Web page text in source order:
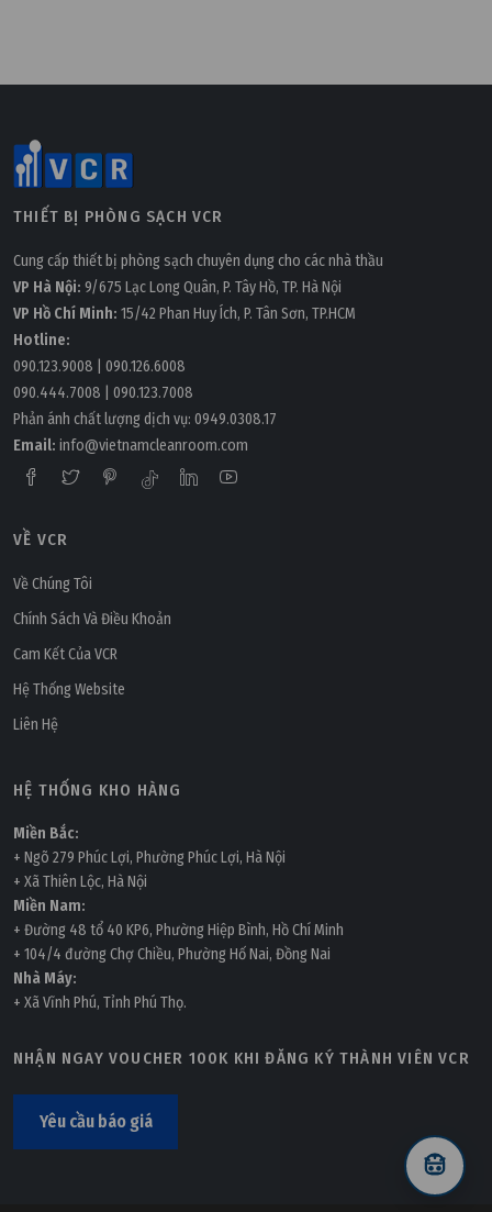
Thứ năm, 17/11/2022 | 11:49
Tấm lọc G4: Đặc điểm và ứng dụng
THIẾT BỊ PHÒNG SẠCH VCR
Cung cấp thiết bị phòng sạch chuyên dụng cho các nhà thầu
VP Hà Nội: 9/675 Lạc Long Quân, P. Tây Hồ, TP. Hà Nội
VP Hồ Chí Minh: 15/42 Phan Huy Ích, P. Tân Sơn, TP.HCM
Hotline:
090.123.9008
090.126.6008
090.444.7008
090.123.7008
Phản ánh chất lượng dịch vụ: 0949.0308.17
Email: info@vietnamcleanroom.com
VỀ VCR
Về Chúng Tôi
Chính Sách Và Điều Khoản
Cam Kết Của VCR
Hệ Thống Website
Liên Hệ
HỆ THỐNG KHO HÀNG
Miền Bắc:
+ Ngõ 279 Phúc Lợi, Phường Phúc Lợi, Hà Nội
+ Xã Thiên Lộc, Hà Nội
Miền Nam:
+ Đường 48 tổ 40 KP6, Phường Hiệp Bình, Hồ Chí Minh
+ 104/4 đường Chợ Chiều, Phường Hố Nai, Đồng Nai
Nhà Máy:
+ Xã Vĩnh Phú, Tỉnh Phú Thọ.
NHẬN NGAY VOUCHER 100K KHI ĐĂNG KÝ THÀNH VIÊN VCR
Yêu cầu báo giá